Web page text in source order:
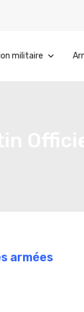
militaire
armées